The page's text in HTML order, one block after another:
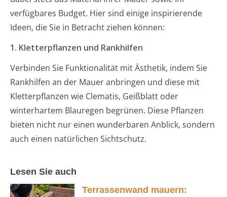
verfügbares Budget. Hier sind einige inspirierende
Ideen, die Sie in Betracht ziehen können:
1. Kletterpflanzen und Rankhilfen
Verbinden Sie Funktionalität mit Ästhetik, indem Sie
Rankhilfen an der Mauer anbringen und diese mit
Kletterpflanzen wie Clematis, Geißblatt oder
winterhartem Blauregen begrünen. Diese Pflanzen
bieten nicht nur einen wunderbaren Anblick, sondern
auch einen natürlichen Sichtschutz.
Lesen Sie auch
Terrassenwand mauern: